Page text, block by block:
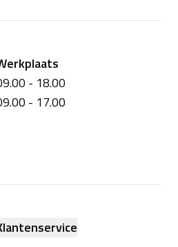
- 18.00
- 17.00